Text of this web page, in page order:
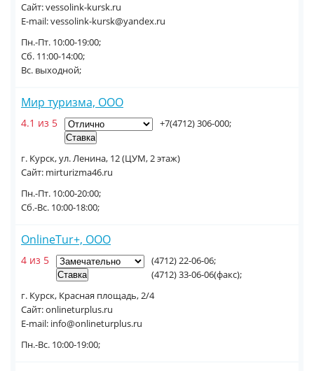
Сайт: vessolink-kursk.ru
E-mail: vessolink-kursk@yandex.ru
Пн.-Пт. 10:00-19:00;
Сб. 11:00-14:00;
Вс. выходной;
Мир туризма, ООО
4.1 из 5
г. Курск, ул. Ленина, 12 (ЦУМ, 2 этаж)
Сайт: mirturizma46.ru
+7(4712) 306-000;
Пн.-Пт. 10:00-20:00;
Сб.-Вс. 10:00-18:00;
OnlineTur+, ООО
4 из 5
г. Курск, Красная площадь, 2/4
Сайт: onlineturplus.ru
E-mail: info@onlineturplus.ru
(4712) 22-06-06;
(4712) 33-06-06(факс);
Пн.-Вс. 10:00-19:00;